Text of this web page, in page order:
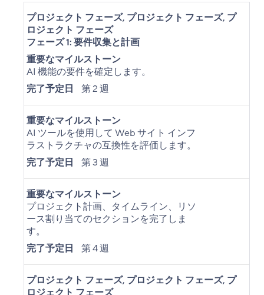
プロジェクト フェーズ, プロジェクト フェーズ, プ
ロジェクト フェーズ
フェーズ 1: 要件収集と計画
重要なマイルストーン
AI 機能の要件を確定します。
完了予定日
第 2 週
重要なマイルストーン
AI ツールを使用して Web サイト インフ
ラストラクチャの互換性を評価します。
完了予定日
第 3 週
重要なマイルストーン
プロジェクト計画、タイムライン、リソ
ース割り当てのセクションを完了しま
す。
完了予定日
第 4 週
プロジェクト フェーズ, プロジェクト フェーズ, プ